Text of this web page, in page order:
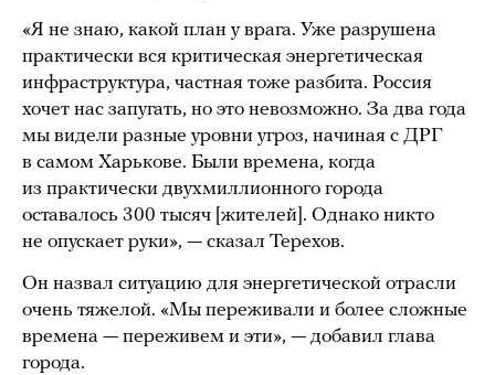
«Я не знаю, какой план у врага. Уже разрушена
практически вся критическая энергетическая
инфраструктура, частная тоже разбита. Россия
хочет нас запугать, но это невозможно. За два года
мы видели разные уровни угроз, начиная с ДРГ
в самом Харькове. Были времена, когда
из практически двухмиллионного города
оставалось 300 тысяч [жителей]. Однако никто
не опускает руки», — сказал Терехов.
Он назвал ситуацию для энергетической отрасли
очень тяжелой. «Мы переживали и более сложные
времена — переживем и эти», — добавил глава
города.